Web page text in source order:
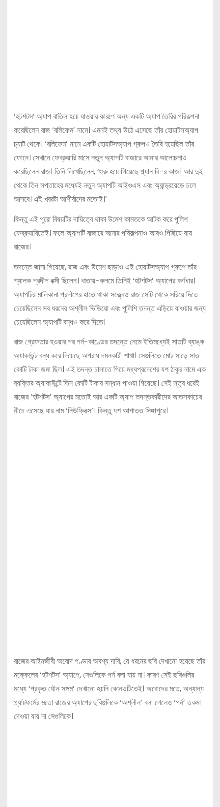
‘হটশটস’ অ্যাপ বাতিল হয়ে যাওয়ার কারণে অন্য একটি অ্যাপ তৈরির পরিকল্পনা
করেছিলেন রাজ ‘বলিফেম’ নামে। এমনই তথ্য উঠে এসেছে তাঁর হোয়াটসঅ্যাপ
চ্যাট থেকে। ‘বলিফেম’ নামে একটি হোয়াটসঅ্যাপ গ্রুপও তৈরি হয়েছিল তাঁর
ফোনে। সেখানে ফেব্রুয়ারি মাসে নতুন অ্যাপটি বাজারে আনার আলোচনাও
করেছিলেন রাজ। তিনি লিখেছিলেন, ‘শুরু হয়ে গিয়েছে প্ল্যান বি-র কাজ। আর দুই
থেকে তিন সপ্তাহের মধ্যেই নতুন অ্যাপটি আইওএস এবং অ্যান্ড্রয়েডে চলে
আসবে। এই খবরটা আশীর্বাদের মতোই।’
কিন্তু এই পুরো বিষয়টির দায়িত্বে থাকা উমেশ কামতকে আটক করে পুলিশ
ফেব্রুয়ারিতেই। ফলে অ্যাপটি বাজারে আনার পরিকল্পনাও আরও পিছিয়ে যায়
রাজের।
তদন্তে জানা গিয়েছে, রাজ এবং উমেশ ছাড়াও এই হোয়াটসঅ্যাপ গ্রুপে তাঁর
শ্যালক প্রদীপ বক্সী ছিলেন। খাতায়-কলমে তিনিই ‘হটশটস’ অ্যাপের কর্ণধার।
অ্যাপটির মালিকানা প্রদীপের হাতে থাকা সত্ত্বেও রাজ সেটি থেকে সরিয়ে দিতে
চেয়েছিলেন সব ধরনের অশ্লীল ভিডিয়ো এবং পুলিশি তদন্ত এড়িয়ে যাওয়ার জন্য
চেয়েছিলেন অ্যাপটি বন্ধও করে দিতে।
রাজ গ্রেফতার হওয়ার পর পর্ন-কাণ্ডের তদন্তে নেমে ইতিমধ্যেই সাতটি ব্যাঙ্ক
অ্যাকাউন্ট বন্ধ করে দিয়েছে অপরাধ দমনকারী শাখা। সেগুলিতে মোট সাড়ে সাত
কোটি টাকা জমা ছিল। এই তদন্ত চালাতে গিয়ে মধ্যপ্রদেশের যশ ঠাকুর নামে এক
ব্যক্তির অ্যাকাউন্টে তিন কোটি টাকার সন্ধান পাওয়া গিয়েছে। সেই সূত্র ধরেই
রাজের ‘হটশটস’ অ্যাপের মতোই আর একটি অ্যাপ তদন্তকারীদের আতসকাচের
নীচে এসেছে যার নাম ‘নিউফ্লিক্স’। কিন্তু যশ আপাতত সিঙ্গাপুরে।
রাজের আইনজীবী অবোদ পণ্ডার অবশ্য দাবি, যে ধরনের ছবি দেখানো হয়েছে তাঁর
মক্কেলের ‘হটশটস’ অ্যাপে, সেগুলিকে পর্ন বলা যায় না। কারণ সেই ছবিগুলির
মধ্যে ‘প্রকৃত যৌন সঙ্গম’ দেখানো হয়নি কোনওটিতেই। অবোদের মতে, অন্যান্য
প্ল্যাটফর্মের মতো রাজের অ্যাপের ছবিগুলিকে ‘অশ্লীল’ বলা গেলেও ‘পর্ন’ তকমা
দেওয়া যায় না সেগুলিকে।